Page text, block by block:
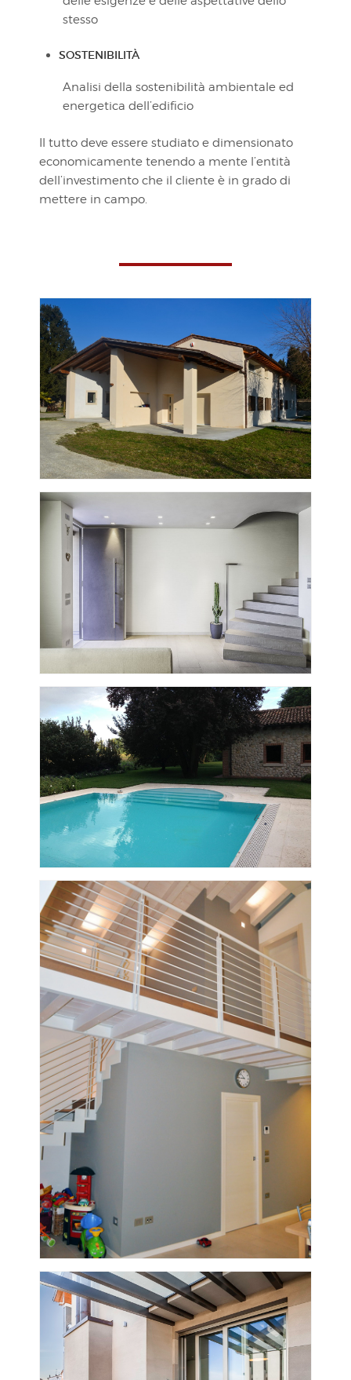
stesso
SOSTENIBILITÀ
Analisi della sostenibilità ambientale ed
energetica dell’edificio
Il tutto deve essere studiato e dimensionato
economicamente tenendo a mente l’entità
dell’investimento che il cliente è in grado di
mettere in campo.